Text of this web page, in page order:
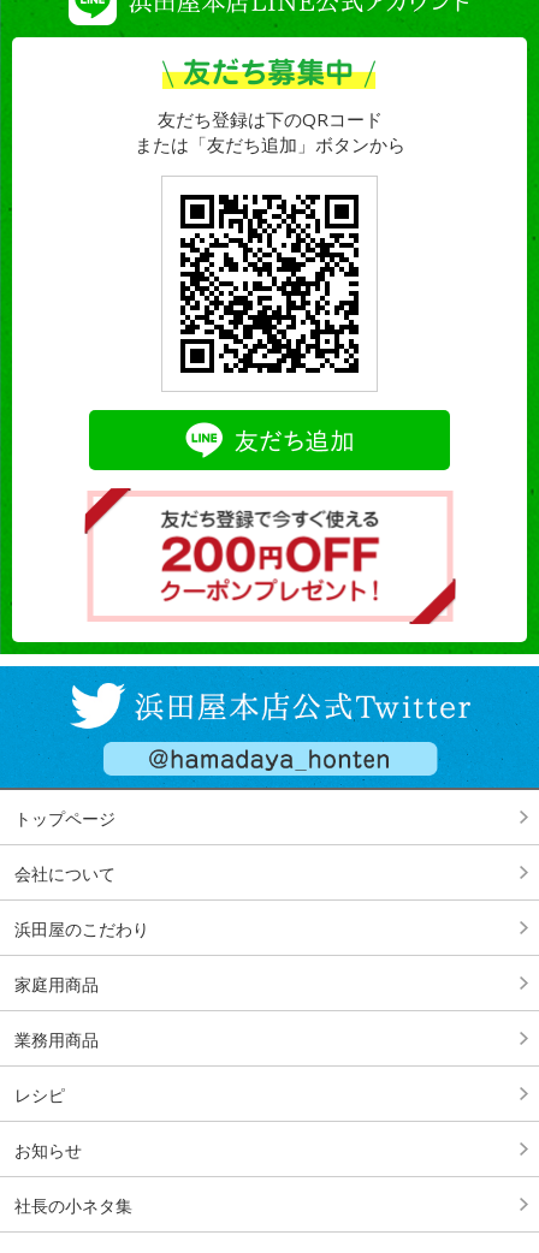
友だち登録は下のQRコード
または「友だち追加」ボタンから
トップページ
会社について
浜田屋のこだわり
家庭用商品
業務用商品
レシピ
お知らせ
社長の小ネタ集